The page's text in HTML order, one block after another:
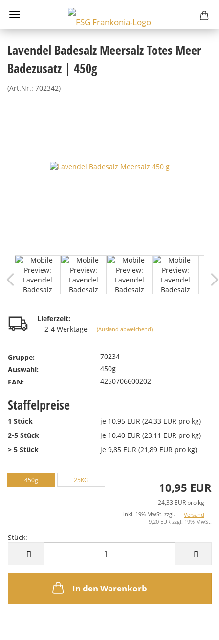
Lavendel Badesalz Meersalz Totes Meer
Badezusatz | 450g
(Art.Nr.: 702342)
Lieferzeit:
2-4 Werktage
(Ausland abweichend)
Gruppe:
70234
Auswahl:
450g
EAN:
4250706600202
Staffelpreise
1 Stück
je 10,95 EUR (24,33 EUR pro kg)
2-5 Stück
je 10,40 EUR (23,11 EUR pro kg)
> 5 Stück
je 9,85 EUR (21,89 EUR pro kg)
450g 25KG
10,95 EUR
24,33 EUR pro kg
inkl. 19% MwSt. zzgl.
Versand
9,20 EUR zzgl. 19% MwSt.
Stück:
In den Warenkorb